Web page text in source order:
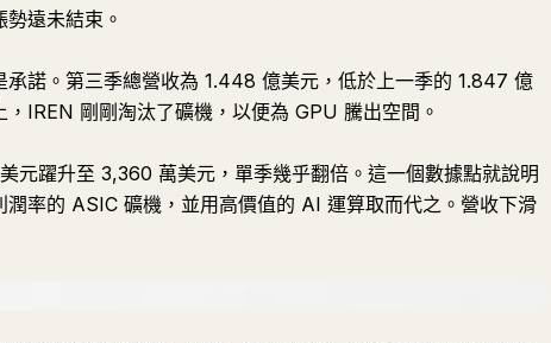
遠未結束。
承諾。第三季總營收為 1.448 億美元，低於上一季的 1.847 億
IREN 剛剛淘汰了礦機，以便為 GPU 騰出空間。
元躍升至 3,360 萬美元，單季幾乎翻倍。這一個數據點就說明
潤率的 ASIC 礦機，並用高價值的 AI 運算取而代之。營收下滑